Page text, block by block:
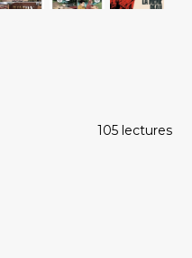
105 lectures